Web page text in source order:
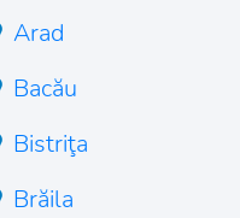
Arad
Bacău
Bistriţa
Brăila